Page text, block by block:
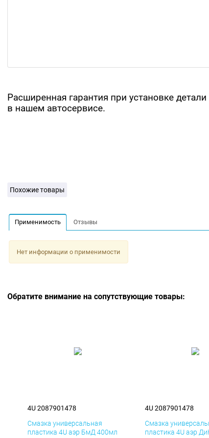
Расширенная гарантия при установке детали
в нашем автосервисе.
Похожие товары
Применимость Отзывы
Нет информации о применимости
Обратите внимание на сопутствующие товары:
4U 2087901478
Смазка универсальная
пластика 4U аэр БмД 400мл
4U 2087901478
Смазка
пластика 4U аэр